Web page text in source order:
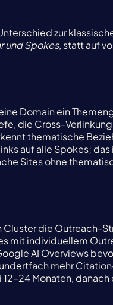
zur
und Spokes, statt auf
Domain ein
die Cross-
thematische
auf alle Spokes;
Sites ohne
die Outreach-
mit individuellem
AI Overviews
mehr
Monaten,